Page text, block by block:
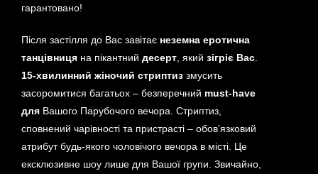
гарантовано!
Після застілля до Вас завітає неземна еротична
танцівницяна пікантний десерт, який зігріє Вас.
15-хвилинний жіночий стриптиззмусить
засоромитися багатьох – безперечний must-have
дляВашого Парубочого вечора. Стриптиз,
сповнений чарівності та пристрасті – обов’язковий
атрибут будь-якого чоловічого вечора в місті. Це
ексклюзивне шоу лише для Вашої групи. Звичайно,